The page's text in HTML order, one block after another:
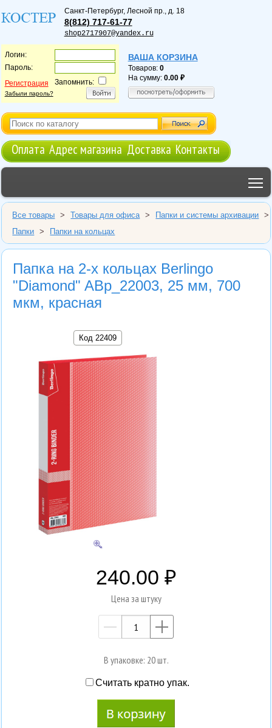
Санкт-Петербург, Лесной пр., д. 18
8(812) 717-61-77
shop2717907@yandex.ru
Логин:
Пароль:
Регистрация
Забыли пароль?
Запомнить:
ВАША КОРЗИНА
Товаров: 0
На сумму: 0.00
Оплата Адрес магазина Доставка Контакты
Все товары > Товары для офиса > Папки и системы архивации
>
Папки
> Папки на кольцах
Папка на 2-х кольцах Berlingo
"Diamond" ABp_22003, 25 мм, 700
мкм, красная
Код 22409
240.00
Цена за штуку
—
В упаковке: 20 шт.
Считать кратно упак.